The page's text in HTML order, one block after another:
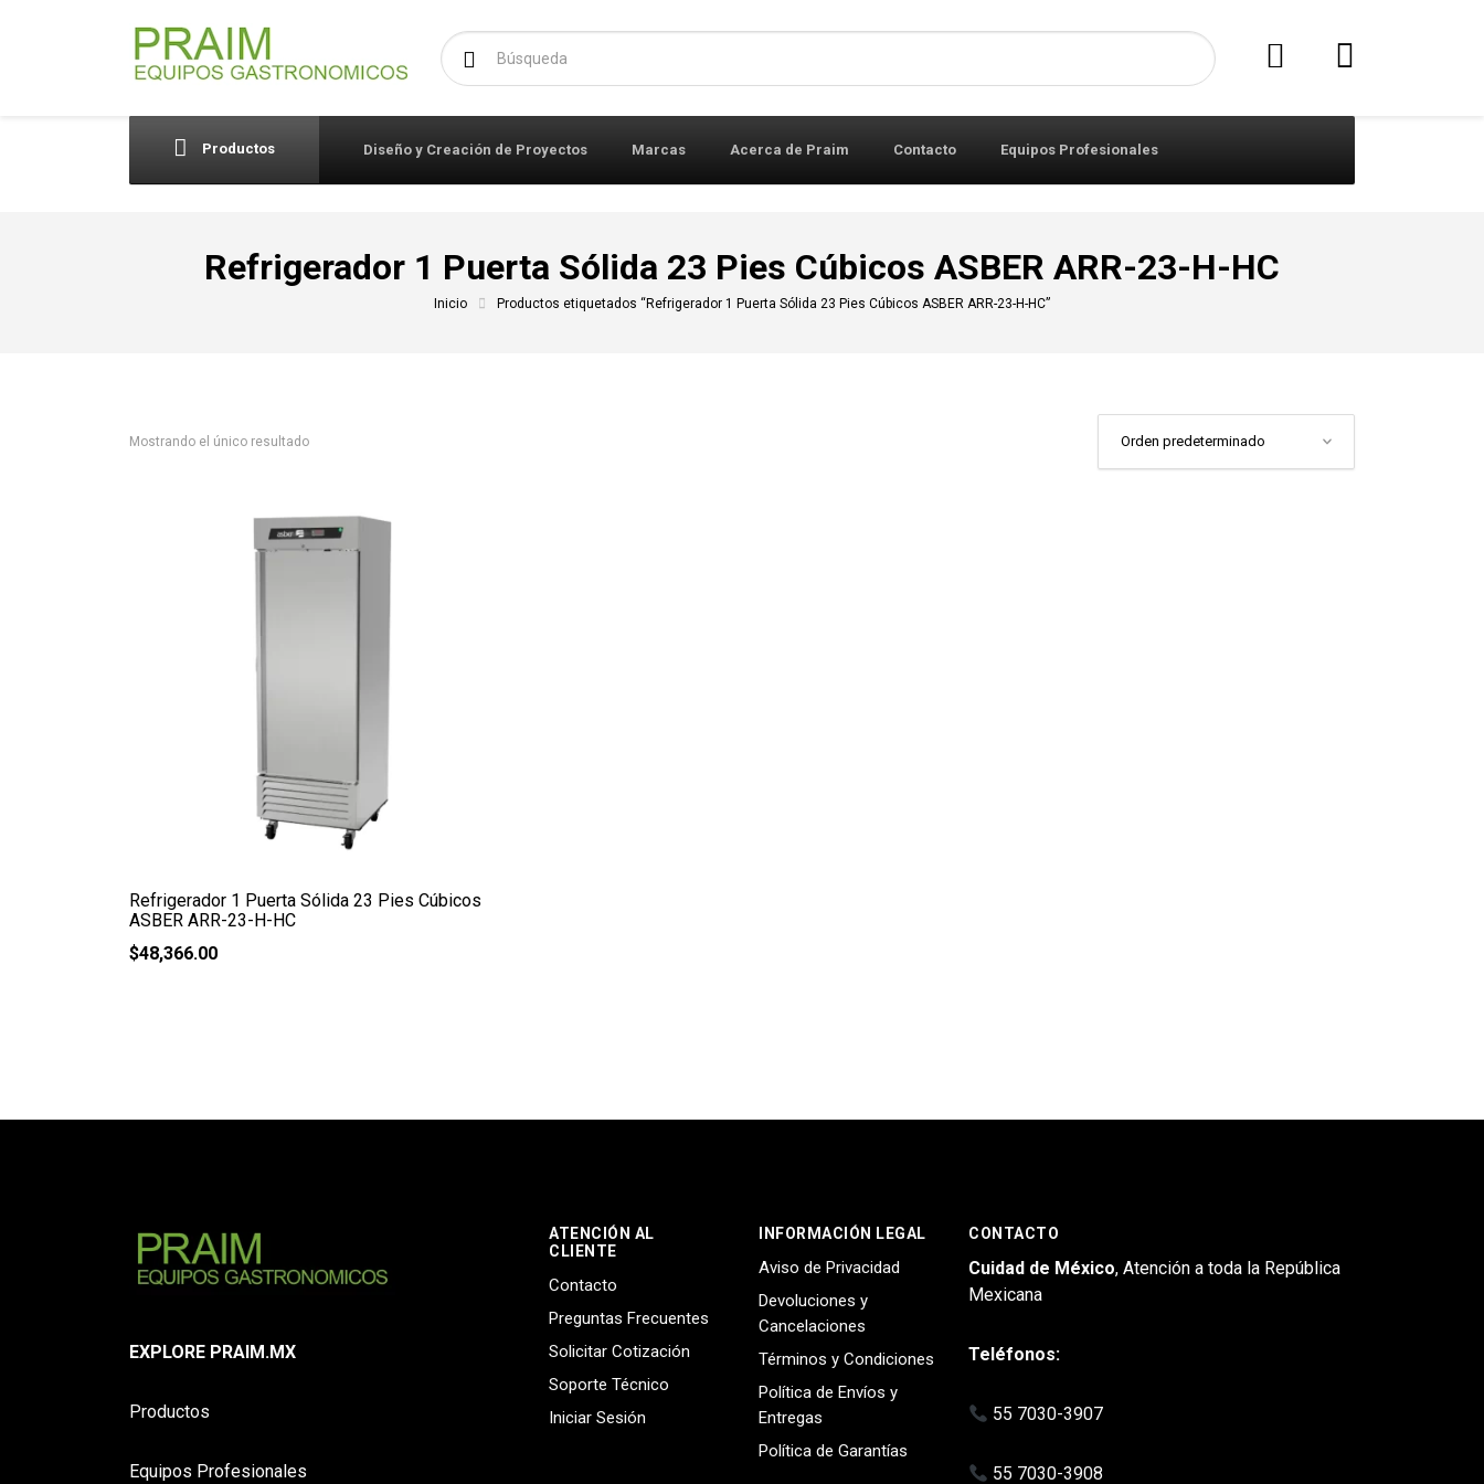
Buscar:
Productos Diseño y Creación de Proyectos Marcas Acerca de Praim Contacto Equipos Profesionales
Refrigerador 1 Puerta Sólida 23 Pies Cúbicos ASBER ARR-23-H-HC
Inicio Productos etiquetados “Refrigerador 1 Puerta Sólida 23 Pies Cúbicos ASBER ARR-23-H-HC”
Mostrando el único resultado
Refrigerador 1 Puerta Sólida 23 Pies Cúbicos
ASBER ARR-23-H-HC
$48,366.00
EXPLORE PRAIM.MX
Productos
Equipos Profesionales
ATENCIÓN AL
CLIENTE
Contacto
Preguntas Frecuentes
Solicitar Cotización
Soporte Técnico
Iniciar Sesión
INFORMACIÓN LEGAL
Aviso de Privacidad
Devoluciones y
Cancelaciones
Términos y Condiciones
Política de Envíos y
Entregas
Política de Garantías
CONTACTO
Cuidad de México, Atención a toda la República
Mexicana
Teléfonos:
55 7030-3907
55 7030-3908